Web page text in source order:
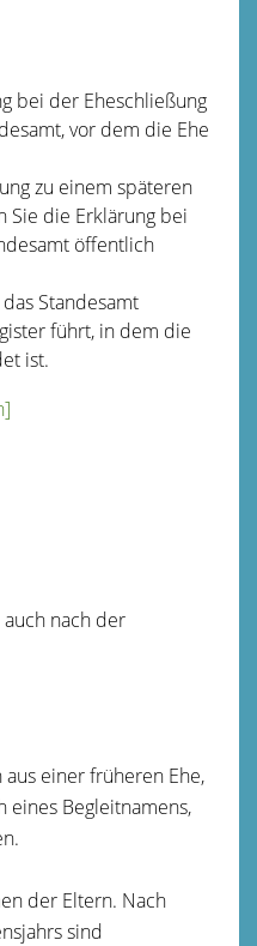
bei der Eheschließung
vor dem die Ehe
zu einem späteren
Sie die Erklärung bei
öffentlich
Standesamt
führt, in dem die
ist.
nach der
einer früheren Ehe,
eines Begleitnamens,
der Eltern. Nach
sind